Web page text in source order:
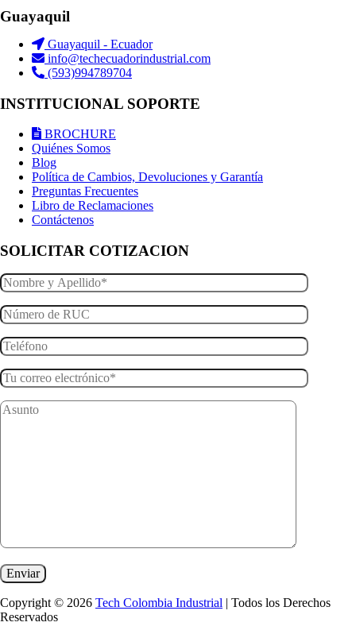
Guayaquil
Guayaquil - Ecuador
info@techecuadorindustrial.com
(593)994789704
INSTITUCIONAL SOPORTE
BROCHURE
Quiénes Somos
Blog
Política de Cambios, Devoluciones y Garantía
Preguntas Frecuentes
Libro de Reclamaciones
Contáctenos
SOLICITAR COTIZACION
Copyright © 2026 Tech Colombia Industrial | Todos los Derechos
Reservados